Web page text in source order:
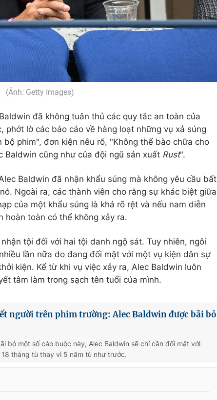
(Ảnh: Getty Images)
đã không tuân thủ các quy tắc an toàn của
phớt lờ các báo cáo về hàng loạt những vụ xả súng
phim", đơn kiện nêu rõ, "Không thể bào chữa cho
Baldwin cũng như của đội ngũ sản xuất Rust".
Baldwin đã nhận khẩu súng mà không yêu cầu bất
Ngoài ra, các thành viên cho rằng sự khác biệt giữa
của một khẩu súng là khá rõ rệt và nếu nam diễn
hoàn toàn có thể không xảy ra.
tội đối với hai tội danh ngộ sát. Tuy nhiên, ngôi
lần nữa do đang đối mặt với một vụ kiện dân sự
kiện. Kể từ khi vụ việc xảy ra, Alec Baldwin luôn
tâm làm trong sạch tên tuổi của mình.
người trên phim trường: Alec Baldwin được bãi bỏ
bỏ một số cáo buộc này, Alec Baldwin sẽ chỉ cần đối mặt với
tháng tù thay vì 5 năm tù như trước.